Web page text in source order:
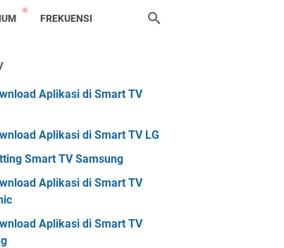
FREKUENSI
Aplikasi di Smart TV
Aplikasi di Smart TV LG
Smart TV Samsung
Aplikasi di Smart TV
Aplikasi di Smart TV